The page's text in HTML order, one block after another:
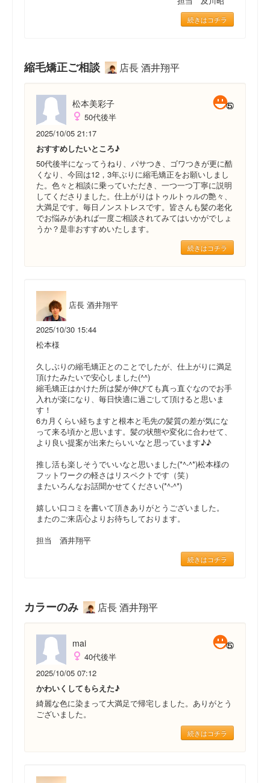
続きはコチラ
縮毛矯正ご相談 店長 酒井翔平
松本美彩子
50代後半
2025/10/05 21:17
おすすめしたいところ♪
50代後半になってうねり、パサつき、ゴワつきが更に酷
くなり、今回は12，3年ぶりに縮毛矯正をお願いしまし
た。色々と相談に乗っていただき、一つ一つ丁寧に説明
してくださりました。仕上がりはトゥルトゥルの艶々、
大満足です。毎日ノンストレスです。皆さんも髪の老化
でお悩みがあれば一度ご相談されてみてはいかがでしょ
うか？是非おすすめいたします。
続きはコチラ
店長 酒井翔平
2025/10/30 15:44
松本様
久しぶりの縮毛矯正とのことでしたが、仕上がりに満足
頂けたみたいで安心しました(^^)
縮毛矯正はかけた所は髪が伸びても真っ直ぐなのでお手
入れが楽になり、毎日快適に過ごして頂けると思いま
す！
6カ月くらい経ちますと根本と毛先の髪質の差が気にな
って来る頃かと思います。髪の状態や変化に合わせて、
より良い提案が出来たらいいなと思っています♪♪
推し活も楽しそうでいいなと思いました(*^-^*)松本様の
フットワークの軽さはリスペクトです（笑）
またいろんなお話聞かせてください(*^-^*)
嬉しい口コミを書いて頂きありがとうございました。
またのご来店心よりお待ちしております。
担当 酒井翔平
続きはコチラ
カラーのみ 店長 酒井翔平
mai
40代後半
2025/10/05 07:12
かわいくしてもらえた♪
綺麗な色に染まって大満足で帰宅しました。ありがとう
ございました。
続きはコチラ